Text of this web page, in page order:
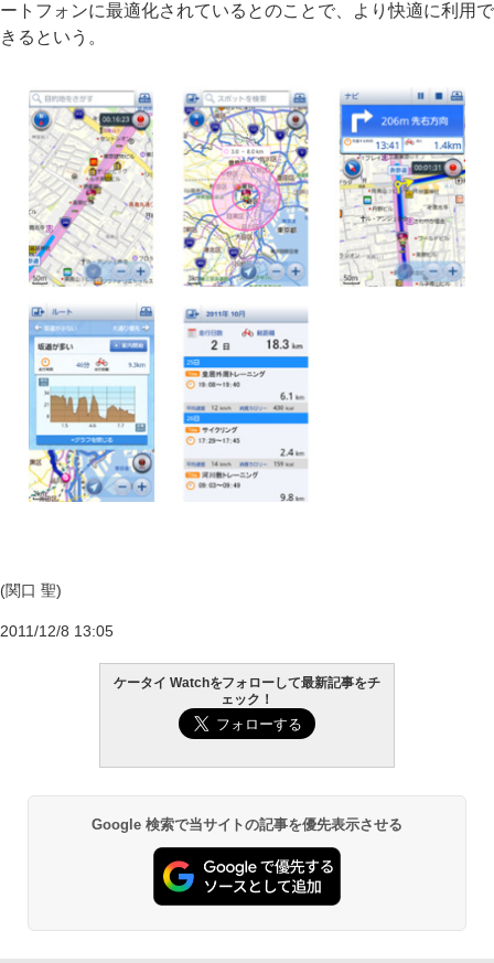
ートフォンに最適化されているとのことで、より快適に利用で
きるという。
(関口 聖)
2011/12/8 13:05
ケータイ Watchをフォローして最新記事をチ
ェック！
Google 検索で当サイトの記事を優先表示させる